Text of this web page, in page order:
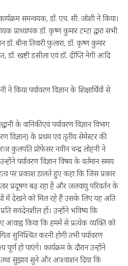
समन्वयक, डॉ. एच. सी. जोशी ने किया।
प्राध्यापक डॉ. कृष्ण कुमार टम्टा द्वारा सभी
बीना तिवारी फुलारा, डॉ. कृष्ण कुमार
डॉ. खष्टी डसीला एवं डॉ. दीप्ति नेगी आदि
किया पर्यावरण विज्ञान के शिक्षार्थियों से
के वानिकी एवं पर्यावरण विज्ञान विभाग
विज्ञान) के प्रथम एवं तृतीय सेमेस्टर की
कुलपति प्रोफेसर नवीन चन्द्र लोहनी ने
पर्यावरण विज्ञान विषय के वर्तमान समय
पर प्रकाश डालते हुए कहा कि जिस प्रकार
प्रदूषण बढ़ रहा है और जलवायु परिवर्तन के
में देखने को मिल रहे हैं उसके लिए यह अति
सवंदेनशील हों। उन्होंने भविष्य कि
आवाह्न किया कि हममें से प्रत्येक व्यक्ति को
सुनिश्चित करनी होगी तभी पर्यावरण
हो पाएंगे। कार्यक्रम के दौरान उन्होंने
तथा सुझाव सुने और आश्वाशन दिया कि